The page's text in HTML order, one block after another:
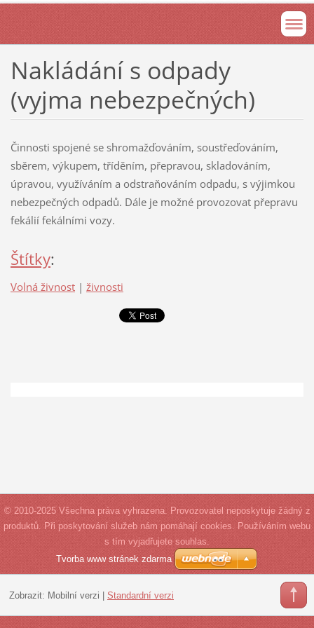
Nakládání s odpady
(vyjma nebezpečných)
Činnosti spojené se shromažďováním, soustřeďováním,
sběrem, výkupem, tříděním, přepravou, skladováním,
úpravou, využíváním a odstraňováním odpadu, s výjimkou
nebezpečných odpadů. Dále je možné provozovat přepravu
fekálií fekálními vozy.
Štítky:
Volná živnost | živnosti
© 2010-2025 Všechna práva vyhrazena. Provozovatel neposkytuje žádný z
produktů. Při poskytování služeb nám pomáhají cookies. Používáním webu
s tím vyjadřujete souhlas.
Tvorba www stránek zdarma
Zobrazit: Mobilní verzi Standardní verzi